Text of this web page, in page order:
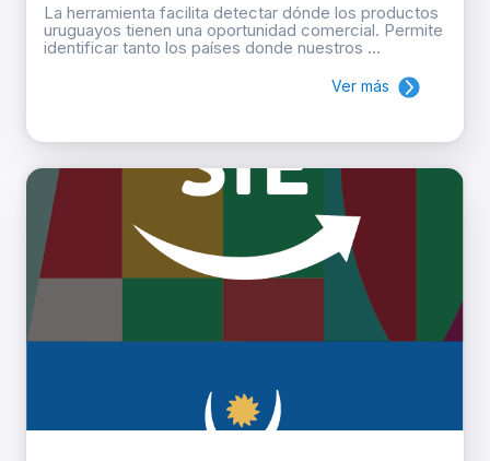
La herramienta facilita detectar dónde los productos
uruguayos tienen una oportunidad comercial. Permite
identificar tanto los países donde nuestros ...
Ver más